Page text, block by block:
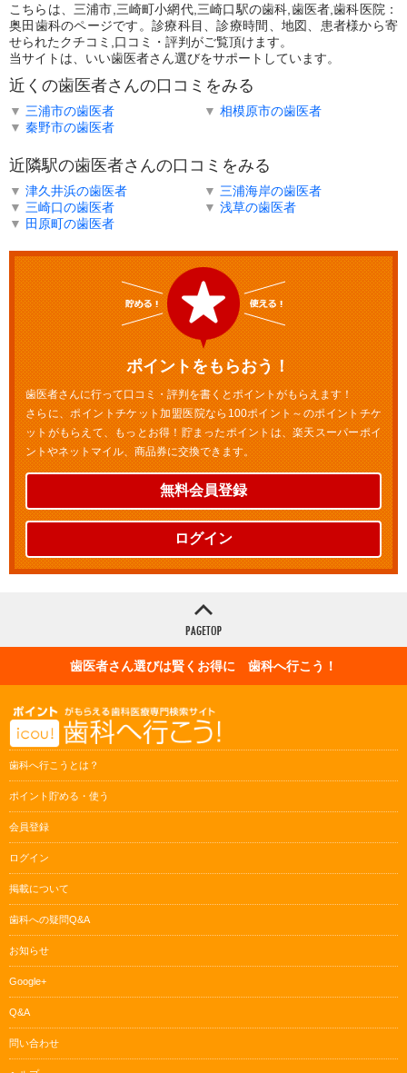
こちらは、三浦市,三崎町小網代,三崎口駅の歯科,歯医者,歯科医院：
奥田歯科のページです。診療科目、診療時間、地図、患者様から寄
せられたクチコミ,口コミ・評判がご覧頂けます。
当サイトは、いい歯医者さん選びをサポートしています。
近くの歯医者さんの口コミをみる
▼ 三浦市の歯医者 ▼ 相模原市の歯医者
▼ 秦野市の歯医者
近隣駅の歯医者さんの口コミをみる
▼ 津久井浜の歯医者 ▼ 三浦海岸の歯医者
▼ 三崎口の歯医者 ▼ 浅草の歯医者
▼ 田原町の歯医者
ポイントをもらおう！
歯医者さんに行って口コミ・評判を書くとポイントがもらえます！
さらに、ポイントチケット加盟医院なら100ポイント～のポイントチケ
ットがもらえて、もっとお得！貯まったポイントは、楽天スーパーポイ
ントやネットマイル、商品券に交換できます。
無料会員登録
ログイン
歯医者さん選びは賢くお得に 歯科へ行こう！
歯科へ行こうとは？
ポイント貯める・使う
会員登録
ログイン
掲載について
歯科への疑問Q&A
お知らせ
Google+
Q&A
問い合わせ